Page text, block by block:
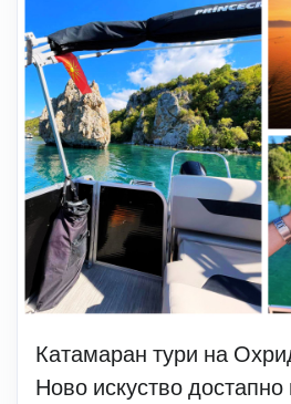
Катамаран тури на
Ново искуство